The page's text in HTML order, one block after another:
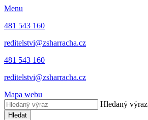
Menu
481 543 160
reditelstvi@zsharracha.cz
481 543 160
reditelstvi@zsharracha.cz
Mapa webu
Hledaný výraz
Hledat